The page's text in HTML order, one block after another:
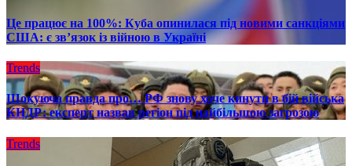
Це працює на 100%: Куба опинилася під новими санкціями
США: є зв’язок із війною в Україні
Trends
Шокуюча правда про… РФ знову хоче кинути в бій війська
КНДР: експерт назвав регіон під найбільшою загрозою
Trends